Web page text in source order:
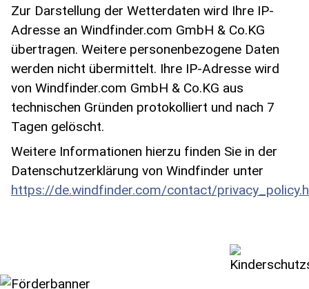
Zur Darstellung der Wetterdaten wird Ihre IP-
Adresse an Windfinder.com GmbH & Co.KG
übertragen. Weitere personenbezogene Daten
werden nicht übermittelt. Ihre IP-Adresse wird
von Windfinder.com GmbH & Co.KG aus
technischen Gründen protokolliert und nach 7
Tagen gelöscht.
Weitere Informationen hierzu finden Sie in der
Datenschutzerklärung von Windfinder unter
https://de.windfinder.com/contact/